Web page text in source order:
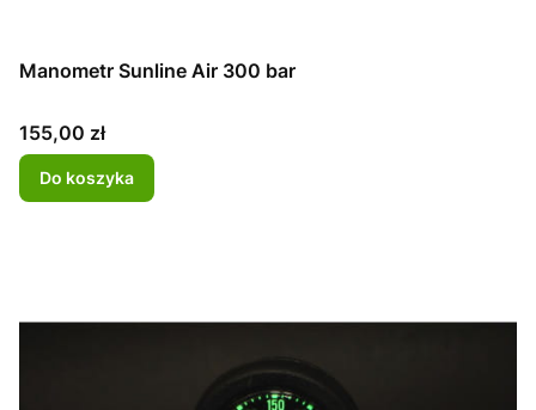
Manometr Sunline Air 300 bar
Cena
155,00 zł
Do koszyka